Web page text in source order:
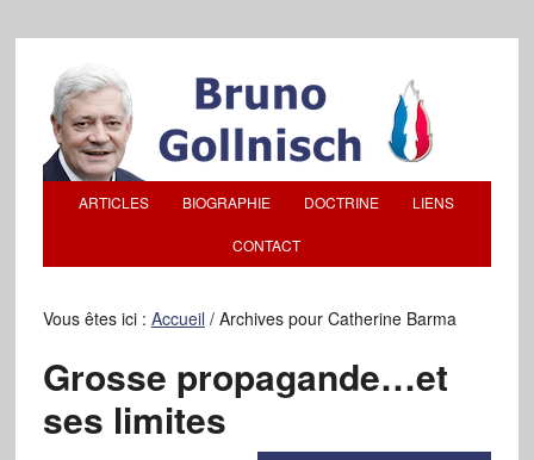
ARTICLES BIOGRAPHIE DOCTRINE LIENS
CONTACT
Vous êtes ici : Accueil /Archives pour Catherine Barma
Grosse propagande…et
ses limites